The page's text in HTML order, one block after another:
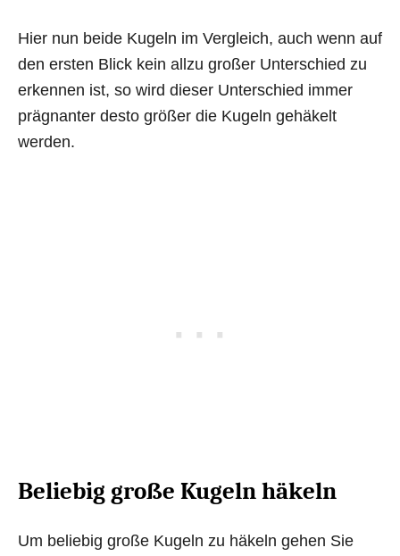
Hier nun beide Kugeln im Vergleich, auch wenn auf
den ersten Blick kein allzu großer Unterschied zu
erkennen ist, so wird dieser Unterschied immer
prägnanter desto größer die Kugeln gehäkelt
werden.
Beliebig große Kugeln häkeln
Um beliebig große Kugeln zu häkeln gehen Sie